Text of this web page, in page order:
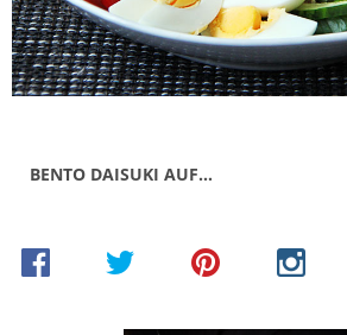
BENTO DAISUKI AUF…